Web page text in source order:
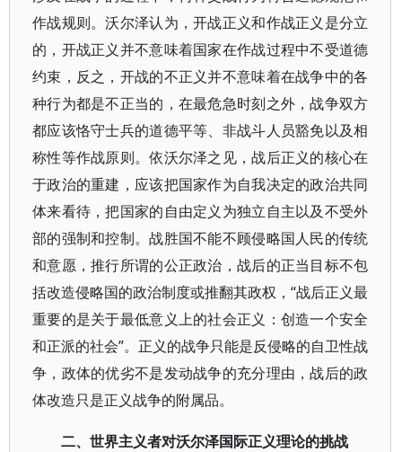
作战规则。沃尔泽认为，开战正义和作战正义是分立
的，开战正义并不意味着国家在作战过程中不受道德
约束，反之，开战的不正义并不意味着在战争中的各
种行为都是不正当的，在最危急时刻之外，战争双方
都应该恪守士兵的道德平等、非战斗人员豁免以及相
称性等作战原则。依沃尔泽之见，战后正义的核心在
于政治的重建，应该把国家作为自我决定的政治共同
体来看待，把国家的自由定义为独立自主以及不受外
部的强制和控制。战胜国不能不顾侵略国人民的传统
和意愿，推行所谓的公正政治，战后的正当目标不包
括改造侵略国的政治制度或推翻其政权，“战后正义最
重要的是关于最低意义上的社会正义：创造一个安全
和正派的社会”。正义的战争只能是反侵略的自卫性战
争，政体的优劣不是发动战争的充分理由，战后的政
体改造只是正义战争的附属品。
二、世界主义者对沃尔泽国际正义理论的挑战